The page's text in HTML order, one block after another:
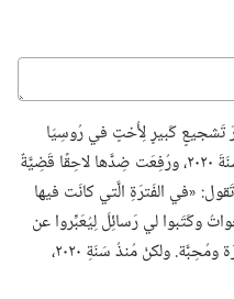
تَشجيعٍ كَبيرٍ لِأُختٍ في رُوسِيَا
اسْمُها مَايَا.‏ فقد فَتَّشَتِ السُّلُطاتُ بَيتَها سَنَةَ ٢٠٢٠،‏ ورُفِعَت ضِدَّها لاحِقًا قَضِيَّةٌ
«في الفَترَةِ الَّتي كانَت فيها
وكَتَبوا لي رَسائِلَ لِيُعَبِّروا عن
مَحَبَّتِهِم.‏ كُنتُ أعرِفُ أنَّ عِندي عائِلَةً كَبيرَة ومُحِبَّة.‏ ولكنْ مُنذُ سَنَةِ ٢٠٢٠،‏